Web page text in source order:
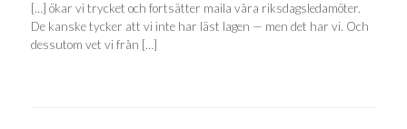
[…] ökar vi trycket och fortsätter maila våra riksdagsledamöter.
De kanske tycker att vi inte har läst lagen — men det har vi. Och
dessutom vet vi från […]